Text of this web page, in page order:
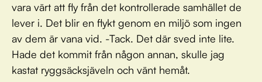
vara värt att fly från det kontrollerade samhället de
lever i. Det blir en flykt genom en miljö som ingen
av dem är vana vid. -Tack. Det där sved inte lite.
Hade det kommit från någon annan, skulle jag
kastat ryggsäcksjäveln och vänt hemåt.